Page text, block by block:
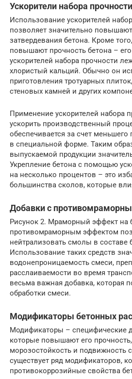
Ускорители набора прочности
Использование ускорителей
позволяет значительно
затвердевания бетона. Кроме
повышают прочность бетона –
ускорителей набора прочности
хлористый кальций. Обычно он
приготовления тротуарных
стеновых камней и других
Применение ускорителей набора
ускорить производственный
обеспечивается за счет
в специальной форме. Таким
выпускаемой продукции
Укрепление бетона с помощью
на несколько процентов – это
большинства сколов, которые
Добавки с
Рисунок 2. Мраморный эффект на
противомраморным эффектом
нейтрализовать смолы в составе
Использование таких средств
водонепроницаемость смеси,
расслаиваемости во время
весьма важная добавка, которая
обработки смеси.
Модификаторы бетонных
Модификаторы – специфические
которые повышают его
морозостойкость и подвижность
существует ряд модификаторов,
противокоррозийные свойства